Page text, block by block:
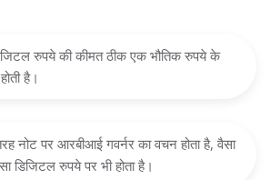
रुपये की कीमत ठीक एक भौतिक रुपये के
है।
नोट पर आरबीआई गवर्नर का वचन होता है, वैसा
डिजिटल रुपये पर भी होता है।